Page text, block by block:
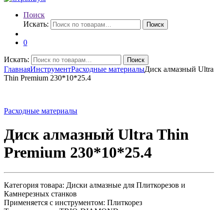
Поиск
Искать:
Поиск
0
Искать: Поиск
ГлавнаяИнструментРасходные материалыДиск алмазный Ultra
Thin Premium 230*10*25.4
Расходные материалы
Диск алмазный Ultra Thin
Premium 230*10*25.4
Категория товара: Диски алмазные для Плиткорезов и
Камнерезных станков
Применяется с инструментом: Плиткорез